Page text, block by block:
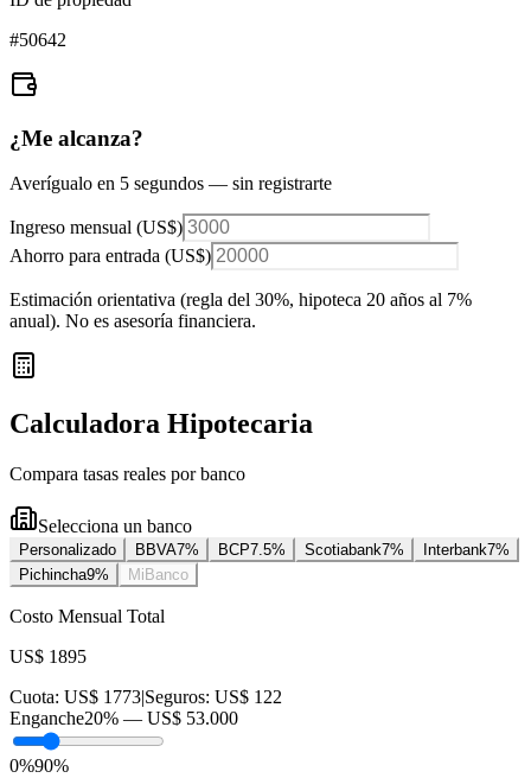
#50642
¿Me alcanza?
Averígualo en 5 segundos — sin registrarte
Ingreso mensual (US$)
Ahorro para entrada (US$)
Estimación orientativa (regla del 30%, hipoteca 20 años al 7%
anual). No es asesoría financiera.
Calculadora Hipotecaria
Compara tasas reales por banco
Selecciona un banco
Personalizado BBVA7% BCP7.5% Scotiabank7% Interbank7%
Pichincha9% MiBanco
Costo Mensual Total
US$ 1895
Cuota: US$ 1773|Seguros: US$ 122
Enganche20% — US$ 53.000
0%90%